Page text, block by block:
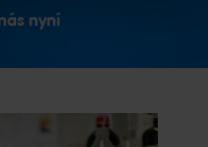
nyní